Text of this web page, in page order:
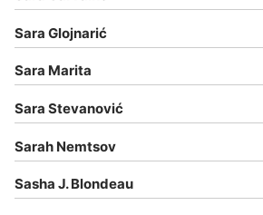
Sara Glojnarić
Sara Marita
Sara Stevanović
Sarah Nemtsov
Sasha J. Blondeau